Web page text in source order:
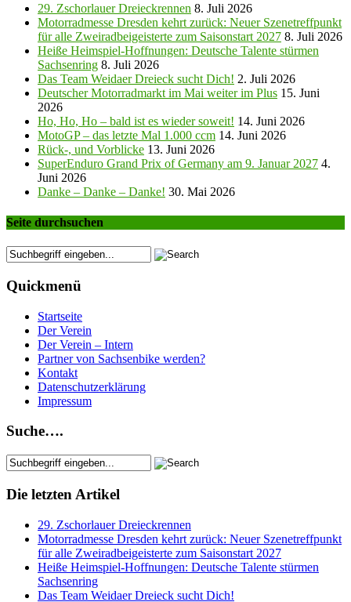
29. Zschorlauer Dreieckrennen 8. Juli 2026
Motorradmesse Dresden kehrt zurück: Neuer Szenetreffpunkt
für alle Zweiradbeigeisterte zum Saisonstart 2027 8. Juli 2026
Heiße Heimspiel-Hoffnungen: Deutsche Talente stürmen
Sachsenring 8. Juli 2026
Das Team Weidaer Dreieck sucht Dich! 2. Juli 2026
Deutscher Motorradmarkt im Mai weiter im Plus 15. Juni
2026
Ho, Ho, Ho – bald ist es wieder soweit! 14. Juni 2026
MotoGP – das letzte Mal 1.000 ccm 14. Juni 2026
Rück-, und Vorblicke 13. Juni 2026
SuperEnduro Grand Prix of Germany am 9. Januar 2027 4.
Juni 2026
Danke – Danke – Danke! 30. Mai 2026
Seite durchsuchen
Quickmenü
Startseite
Der Verein
Der Verein – Intern
Partner von Sachsenbike werden?
Kontakt
Datenschutzerklärung
Impressum
Suche….
Die letzten Artikel
29. Zschorlauer Dreieckrennen
Motorradmesse Dresden kehrt zurück: Neuer Szenetreffpunkt
für alle Zweiradbeigeisterte zum Saisonstart 2027
Heiße Heimspiel-Hoffnungen: Deutsche Talente stürmen
Sachsenring
Das Team Weidaer Dreieck sucht Dich!